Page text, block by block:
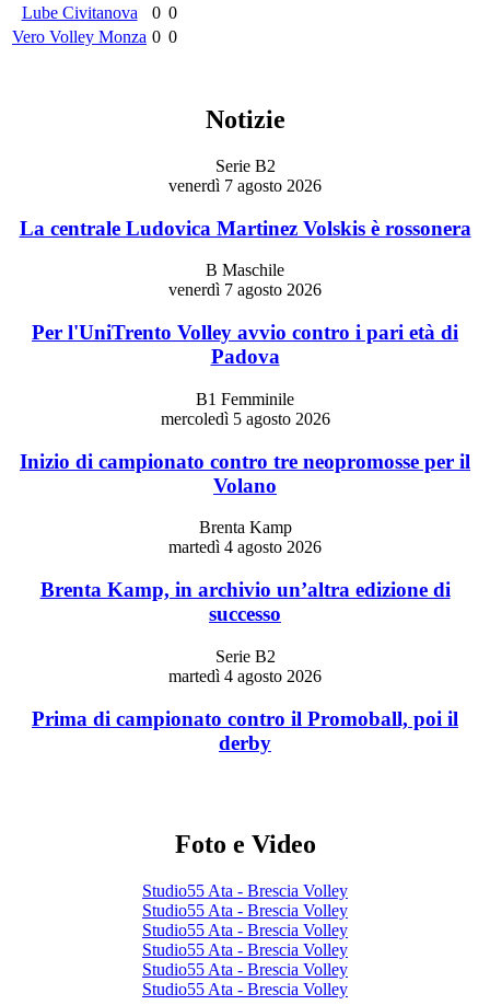
Lube Civitanova
0 0
Vero Volley Monza 0 0
Notizie
Serie B2
venerdì 7 agosto 2026
La centrale Ludovica Martinez Volskis è rossonera
B Maschile
venerdì 7 agosto 2026
Per l'UniTrento Volley avvio contro i pari età di
Padova
B1 Femminile
mercoledì 5 agosto 2026
Inizio di campionato contro tre neopromosse per il
Volano
Brenta Kamp
martedì 4 agosto 2026
Brenta Kamp, in archivio un’altra edizione di
successo
Serie B2
martedì 4 agosto 2026
Prima di campionato contro il Promoball, poi il
derby
Foto e Video
Studio55 Ata - Brescia Volley
Studio55 Ata - Brescia Volley
Studio55 Ata - Brescia Volley
Studio55 Ata - Brescia Volley
Studio55 Ata - Brescia Volley
Studio55 Ata - Brescia Volley